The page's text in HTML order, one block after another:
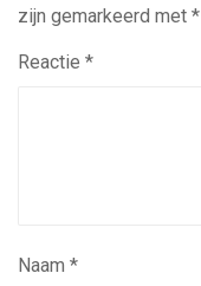
zijn gemarkeerd met *
Reactie *
Naam *